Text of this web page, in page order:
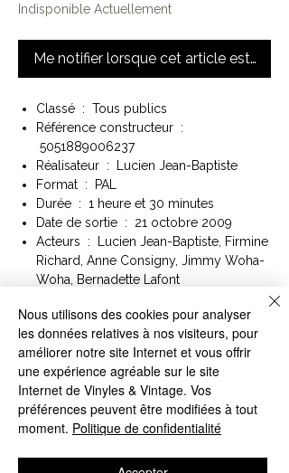
Indisponible Actuellement
Me notifier lorsque cet article est
Classé ‏ : ‎ Tous publics
Référence constructeur ‏ :
‎ 5051889006237
Réalisateur ‏ : ‎ Lucien Jean-Baptiste
Format ‏ : ‎ PAL
Durée ‏ : ‎ 1 heure et 30 minutes
Date de sortie ‏ : ‎ 21 octobre 2009
Acteurs ‏ : ‎ Lucien Jean-Baptiste, Firmine
Richard, Anne Consigny, Jimmy Woha-
Woha, Bernadette Lafont
Français (Dolby Digital 2.0)
Studio ‏ : ‎ Warner Bros. Entertainment
France
Synopsis :
Jean-Gabriel, marié et père de trois
enfants, vit de petits boulots et passe son
faire plaisir à sa fille, il promet un peu vite à
Nous utilisons des cookies pour analyser
les données relatives à nos visiteurs, pour
améliorer notre site Internet et vous offrir
une expérience agréable sur le site
Internet de Vinyles & Vintage. Vos
préférences peuvent être modifiées à tout
moment. Politique de confidentialité